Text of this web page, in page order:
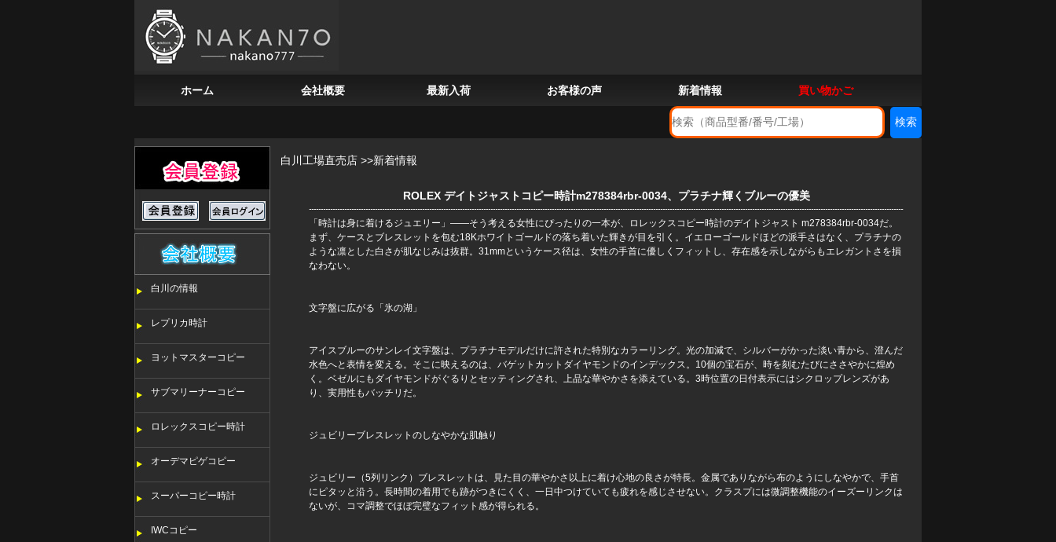
ホーム 会社概要 最新入荷 お客様の声 新着情報 買い物かご
白川の情報
レプリカ時計
ヨットマスターコピー
サブマリーナーコピー
ロレックスコピー時計
オーデマピゲコピー
スーパーコピー時計
IWCコピー
白川工場直売店 >>新着情報
ROLEX デイトジャストコピー時計m278384rbr-0034、プラチナ輝くブルーの優美
「時計は身に着けるジュエリー」――そう考える女性にぴったりの一本が、 ロレックスコピー時計のデイトジャスト m278384rbr-0034だ。
まず、ケースとブレスレットを包む18Kホワイトゴールドの落ち着いた輝きが目を引く。イエローゴールドほどの派手さはなく、プラチナの
ような凛とした白さが肌なじみは抜群。31mmというケース径は、女性の手首に優しくフィットし、存在感を示しながらもエレガントさを損
なわない。
文字盤に広がる「氷の湖」
アイスブルーのサンレイ文字盤は、プラチナモデルだけに許された特別なカラーリング。光の加減で、シルバーがかった淡い青から、澄んだ
水色へと表情を変える。そこに映えるのは、バゲットカットダイヤモンドのインデックス。10個の宝石が、時を刻むたびにささやかに煌め
く。ベゼルにもダイヤモンドがぐるりとセッティングされ、上品な華やかさを添えている。3時位置の日付表示にはシクロップレンズがあ
り、実用性もバッチリだ。
ジュビリーブレスレットのしなやかな肌触り
ジュビリー（5列リンク）ブレスレットは、見た目の華やかさ以上に着け心地の良さが特長。金属でありながら布のようにしなやかで、手首
にピタッと沿う。長時間の着用でも跡がつきにくく、一日中つけていても疲れを感じさせない。クラスプには微調整機能のイーズーリンクは
ないが、コマ調整でほぼ完璧なフィット感が得られる。